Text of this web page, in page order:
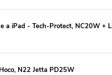
a iPad - Tech-Protect, NC20W +
N22 Jetta PD25W